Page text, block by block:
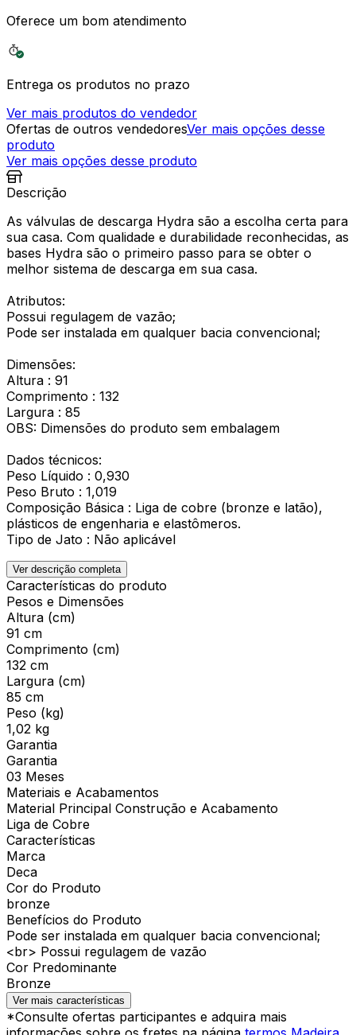
Oferece um bom atendimento
Entrega os produtos no prazo
Ver mais produtos do vendedor
Ofertas de outros vendedoresVer mais opções desse
produto
Ver mais opções desse produto
Descrição
As válvulas de descarga Hydra são a escolha certa para
sua casa. Com qualidade e durabilidade reconhecidas, as
bases Hydra são o primeiro passo para se obter o
melhor sistema de descarga em sua casa.
Atributos:
Possui regulagem de vazão;
Pode ser instalada em qualquer bacia convencional;
Dimensões:
Altura : 91
Comprimento : 132
Largura : 85
OBS: Dimensões do produto sem embalagem
Dados técnicos:
Peso Líquido : 0,930
Peso Bruto : 1,019
Composição Básica : Liga de cobre (bronze e latão),
plásticos de engenharia e elastômeros.
Tipo de Jato : Não aplicável
Ver descrição completa
Características do produto
Pesos e Dimensões
Altura (cm)
91 cm
Comprimento (cm)
132 cm
Largura (cm)
85 cm
Peso (kg)
1,02 kg
Garantia
Garantia
03 Meses
Materiais e Acabamentos
Material Principal Construção e Acabamento
Liga de Cobre
Características
Marca
Deca
Cor do Produto
bronze
Benefícios do Produto
Pode ser instalada em qualquer bacia convencional;
<br> Possui regulagem de vazão
Cor Predominante
Bronze
Ver mais características
*Consulte ofertas participantes e adquira mais